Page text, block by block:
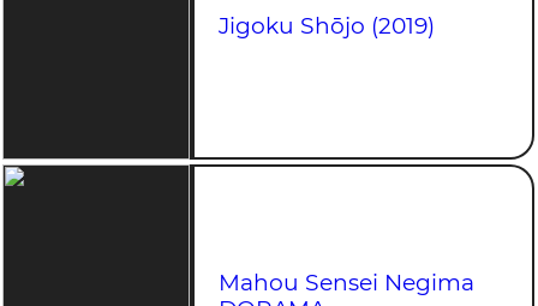
Jigoku Shōjo (2019)
Mahou Sensei Negima